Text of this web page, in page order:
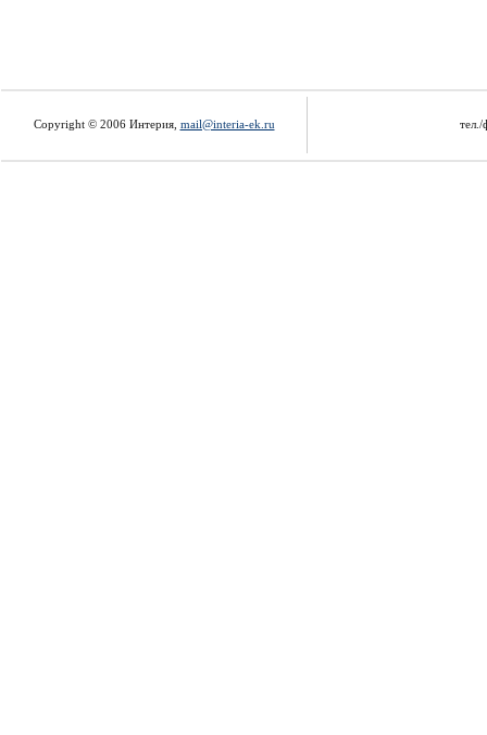
Copyright © 2006 Интерия, mail@interia-ek.ru